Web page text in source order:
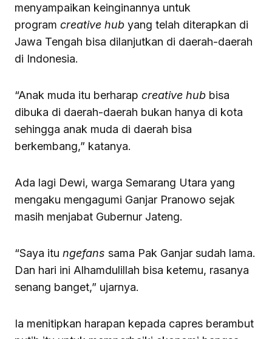
menyampaikan keinginannya untuk
program creative hub yang telah diterapkan di
Jawa Tengah bisa dilanjutkan di daerah-daerah
di Indonesia.
“Anak muda itu berharap creative hub bisa
dibuka di daerah-daerah bukan hanya di kota
sehingga anak muda di daerah bisa
berkembang,” katanya.
Ada lagi Dewi, warga Semarang Utara yang
mengaku mengagumi Ganjar Pranowo sejak
masih menjabat Gubernur Jateng.
“Saya itu ngefans sama Pak Ganjar sudah lama.
Dan hari ini Alhamdulillah bisa ketemu, rasanya
senang banget,” ujarnya.
Ia menitipkan harapan kepada capres berambut